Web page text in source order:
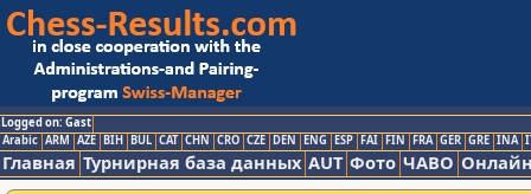
Logged on: Gast
Arabic ARM AZE BIH BUL CAT CHN CRO CZE DEN ENG ESP FAI FIN FRA GER GRE INA
Главная Турнирная база данных AUT Фото ЧАВО